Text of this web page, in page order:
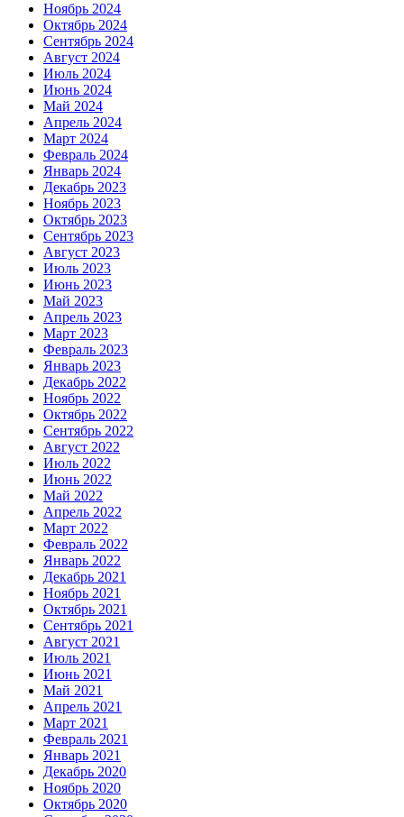
Ноябрь 2024
Октябрь 2024
Сентябрь 2024
Август 2024
Июль 2024
Июнь 2024
Май 2024
Апрель 2024
Март 2024
Февраль 2024
Январь 2024
Декабрь 2023
Ноябрь 2023
Октябрь 2023
Сентябрь 2023
Август 2023
Июль 2023
Июнь 2023
Май 2023
Апрель 2023
Март 2023
Февраль 2023
Январь 2023
Декабрь 2022
Ноябрь 2022
Октябрь 2022
Сентябрь 2022
Август 2022
Июль 2022
Июнь 2022
Май 2022
Апрель 2022
Март 2022
Февраль 2022
Январь 2022
Декабрь 2021
Ноябрь 2021
Октябрь 2021
Сентябрь 2021
Август 2021
Июль 2021
Июнь 2021
Май 2021
Апрель 2021
Март 2021
Февраль 2021
Январь 2021
Декабрь 2020
Ноябрь 2020
Октябрь 2020